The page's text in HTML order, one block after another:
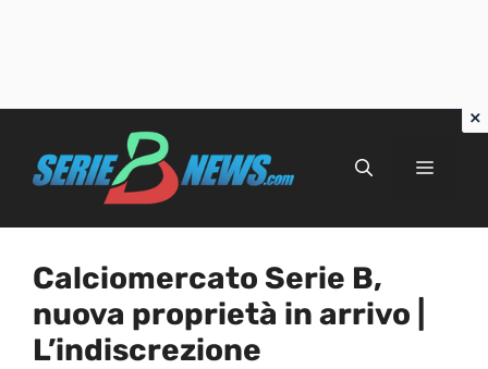
Menu
Calciomercato Serie B,
nuova proprietà in arrivo |
L’indiscrezione